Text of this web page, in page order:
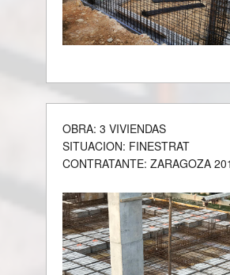
OBRA: 3 VIVIENDAS
SITUACION: FINESTRAT
CONTRATANTE: ZARAGOZA